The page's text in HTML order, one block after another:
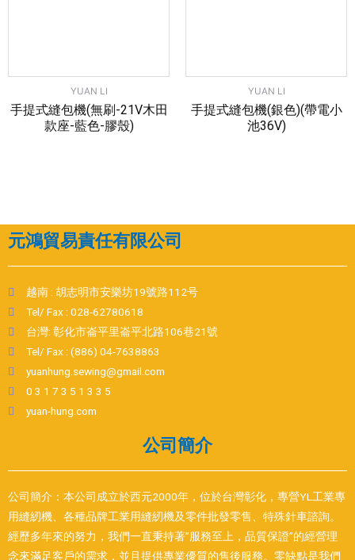
YUAN LI
手提式縫包機(無刷-21V木田
款座-藍色-膠殼)
YUAN LI
手提式縫包機(銀色)(帶電小
池36V)
元鴻貿易責任有限公司
越南 : 胡志明市安樂坊19號路112号
Tel/ Fax : 028-62780618
台灣: 彰化市崙平里崙平北路106巷21號
Tel/ Fax : (886) 04-7638863
yuanhung.sewing@gmail.com
0 3 1 7 3 5 1 3 3 5
yuan-hung.com
公司簡介
公司簡介：本公司成立於西元2000年，位於台灣彰化，專營YL工業專
用縫紉機、各種品牌工業用縫紉機及零件批發零售、特殊針車諮詢。
經歷多年來的努力，我們一直秉持著”服務至上，品質保證”的經營理
念來滿足客戶的需求，並且提供專業優質的售後服務。零缺點是我們